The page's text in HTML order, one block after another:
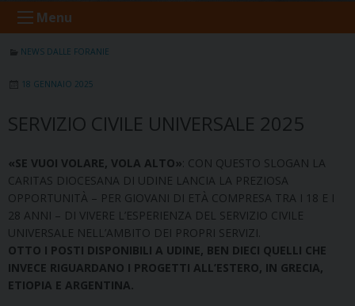
Menu
NEWS DALLE FORANIE
18 GENNAIO 2025
SERVIZIO CIVILE UNIVERSALE 2025
«SE VUOI VOLARE, VOLA ALTO» : CON QUESTO SLOGAN LA
CARITAS DIOCESANA DI UDINE LANCIA LA PREZIOSA
OPPORTUNITÀ – PER GIOVANI DI ETÀ COMPRESA TRA I 18 E I
28 ANNI – DI VIVERE L’ESPERIENZA DEL SERVIZIO CIVILE
UNIVERSALE NELL’AMBITO DEI PROPRI SERVIZI.
OTTO I POSTI DISPONIBILI A UDINE, BEN DIECI QUELLI CHE
INVECE RIGUARDANO I PROGETTI ALL’ESTERO, IN GRECIA,
ETIOPIA E ARGENTINA.